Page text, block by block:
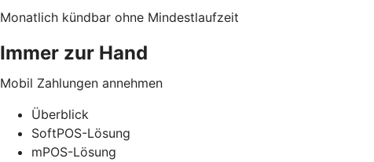
Monatlich kündbar ohne Mindestlaufzeit
Immer zur Hand
Mobil Zahlungen annehmen
Überblick
SoftPOS-Lösung
mPOS-Lösung